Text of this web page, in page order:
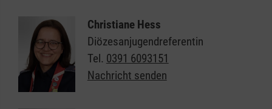
Christiane Hess
Diözesanjugendreferentin
Tel. 0391 6093151
Nachricht senden